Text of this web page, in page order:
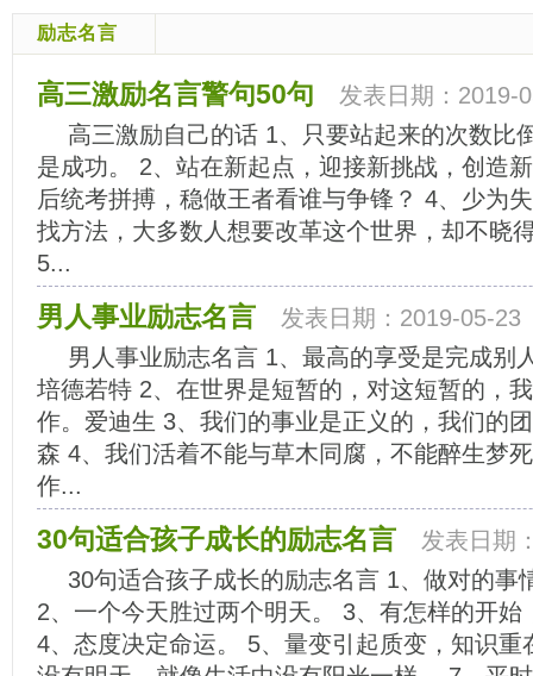
励志名言
高三激励名言警句50句
发表日期：2019-
高三激励自己的话 1、只要站起来的次数比
是成功。 2、站在新起点，迎接新挑战，创造
后统考拼搏，稳做王者看谁与争锋？ 4、少为
找方法，大多数人想要改革这个世界，却不晓
5...
男人事业励志名言
发表日期：2019-05-23
男人事业励志名言 1、最高的享受是完成别
培德若特 2、在世界是短暂的，对这短暂的，
作。爱迪生 3、我们的事业是正义的，我们的
森 4、我们活着不能与草木同腐，不能醉生梦
作...
30句适合孩子成长的励志名言
发表日期
30句适合孩子成长的励志名言 1、做对的事
2、一个今天胜过两个明天。 3、有怎样的开始
4、态度决定命运。 5、量变引起质变，知识重